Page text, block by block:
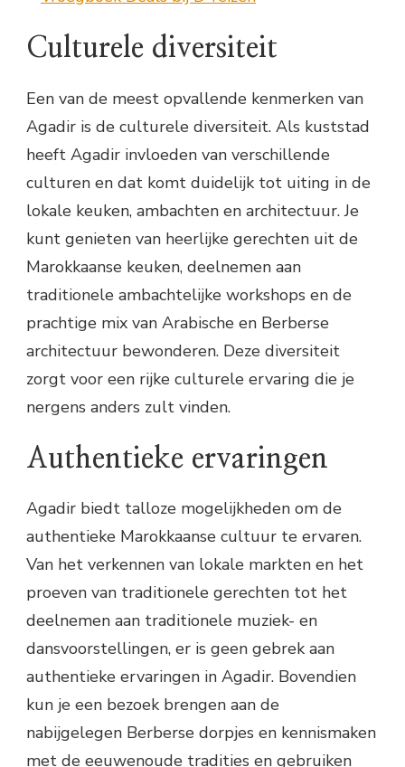
Culturele diversiteit
Een van de meest opvallende kenmerken van
Agadir is de culturele diversiteit. Als kuststad
heeft Agadir invloeden van verschillende
culturen en dat komt duidelijk tot uiting in de
lokale keuken, ambachten en architectuur. Je
kunt genieten van heerlijke gerechten uit de
Marokkaanse keuken, deelnemen aan
traditionele ambachtelijke workshops en de
prachtige mix van Arabische en Berberse
architectuur bewonderen. Deze diversiteit
zorgt voor een rijke culturele ervaring die je
nergens anders zult vinden.
Authentieke ervaringen
Agadir biedt talloze mogelijkheden om de
authentieke Marokkaanse cultuur te ervaren.
Van het verkennen van lokale markten en het
proeven van traditionele gerechten tot het
deelnemen aan traditionele muziek- en
dansvoorstellingen, er is geen gebrek aan
authentieke ervaringen in Agadir. Bovendien
kun je een bezoek brengen aan de
nabijgelegen Berberse dorpjes en kennismaken
met de eeuwenoude tradities en gebruiken